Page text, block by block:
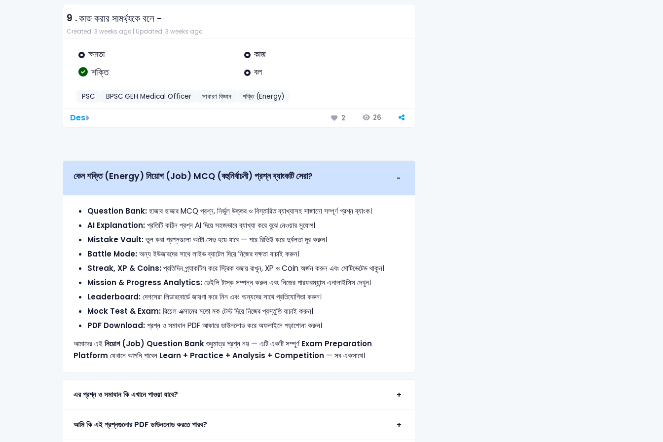
9 .কাজ করার সামর্থ্যকে বলে -
Created: 3 weeks ago | Updated: 3 weeks ago
ক্ষমতা কাজ
শক্তি বল
PSC BPSC GEH Medical Officer সাধারণ বিজ্ঞান শক্তি (Energy)
Des 2 26
কেন শক্তি (Energy) নিয়োগ (Job) MCQ (বহুনির্বাচনী) প্রশ্ন ব্যাংকটি সেরা?
Question Bank:হাজার হাজার MCQ প্রশ্ন, নির্ভুল উত্তর ও বিস্তারিত ব্যাখ্যাসহ সাজানো সম্পূর্ণ প্রশ্ন ব্যাংক।
AI Explanation:প্রতিটি কঠিন প্রশ্ন AI দিয়ে সহজভাবে ব্যাখ্যা করে বুঝে নেওয়ার সুযোগ।
Mistake Vault:ভুল করা প্রশ্নগুলো অটো সেভ হয়ে যাবে — পরে রিভিউ করে দুর্বলতা দূর করুন।
Battle Mode:অন্য ইউজারদের সাথে লাইভ ব্যাটেল দিয়ে নিজের দক্ষতা যাচাই করুন।
Streak, XP & Coins:প্রতিদিন প্র্যাকটিস করে স্ট্রিক বজায় রাখুন, XP ও Coin অর্জন করুন এবং মোটিভেটেড থাকুন।
Mission & Progress Analytics:ডেইলি টাস্ক সম্পন্ন করুন এবং নিজের পারফরম্যান্স এনালাইসিস দেখুন।
Leaderboard:দেশসেরা লিডারবোর্ডে জায়গা করে নিন এবং অন্যদের সাথে প্রতিযোগিতা করুন।
Mock Test & Exam:রিয়েল এক্সামের মতো মক টেস্ট দিয়ে নিজের প্রস্তুতি যাচাই করুন।
PDF Download:প্রশ্ন ও সমাধান PDF আকারে ডাউনলোড করে অফলাইনে পড়াশোনা করুন।
আমাদের এইনিয়োগ (Job) Question Bankশুধুমাত্র প্রশ্ন নয় — এটি একটি সম্পূর্ণExam Preparation
Platform যেখানে আপনি পাবেন Learn + Practice + Analysis + Competition — সব একসাথে।
এর প্রশ্ন ও সমাধান কি এখানে পাওয়া যাবে?
আমি কি এই প্রশ্নগুলোর PDF ডাউনলোড করতে পারব?